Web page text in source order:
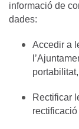
informació de
dades:
Accedir a
Rectificar